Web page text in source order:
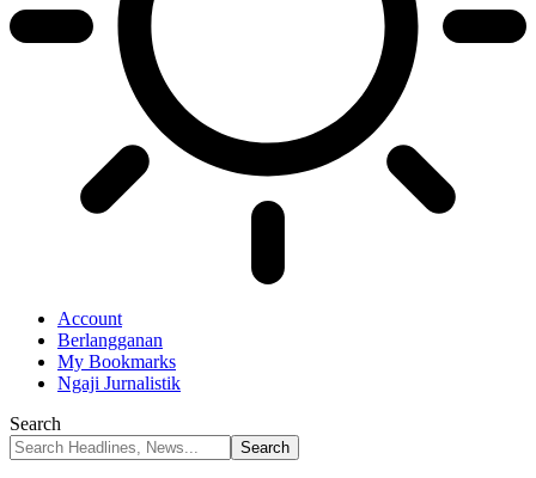
Account
Berlangganan
My Bookmarks
Ngaji Jurnalistik
Search